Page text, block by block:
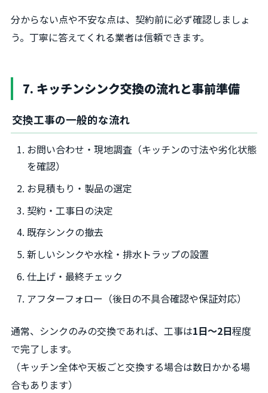
分からない点や不安な点は、契約前に必ず確認しましょ
う。丁寧に答えてくれる業者は信頼できます。
7. キッチンシンク交換の流れと事前準備
交換工事の一般的な流れ
お問い合わせ・現地調査（キッチンの寸法や劣化状態
を確認）
お見積もり・製品の選定
契約・工事日の決定
既存シンクの撤去
新しいシンクや水栓・排水トラップの設置
仕上げ・最終チェック
アフターフォロー（後日の不具合確認や保証対応）
通常、シンクのみの交換であれば、工事は1日～2日程度
で完了します。
（キッチン全体や天板ごと交換する場合は数日かかる場
合もあります）